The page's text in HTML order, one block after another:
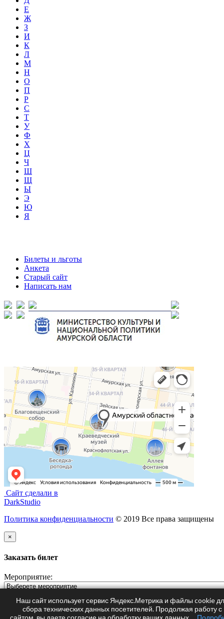
Е
Ж
З
И
К
Л
М
Н
О
П
Р
С
Т
У
Ф
Х
Ц
Ч
Ш
Щ
Ы
Э
Ю
Я
Билеты и льготы
Анкета
Старый сайт
Написать нам
Сайт сделали в
DarkStudio
Политика конфиденциальности © 2019 Все права защищены
×
Заказать билет
Мероприятие:
Телефон:
Наш сайт использует сервис Яндекс.Метрика и файлы cookie
сбора технических данных посетителей. Продолжая работу с
сайтом, вы даете согласие на обработку ваших данных.